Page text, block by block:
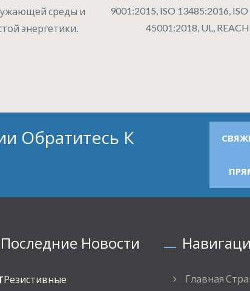
среды и
энергетики.
9001:2015, ISO 13485:2016,
45001:2018, UL,
Обратитесь К
Последние Новости
Главная